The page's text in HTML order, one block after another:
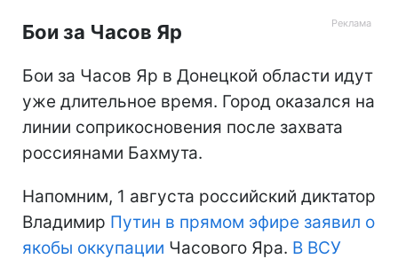
Бои за Часов Яр
Бои за Часов Яр в Донецкой области идут
уже длительное время. Город оказался на
линии соприкосновения после захвата
россиянами Бахмута.
Напомним, 1 августа российский диктатор
Владимир Путин в прямом эфире заявил о
якобы оккупации Часового Яра. В ВСУ